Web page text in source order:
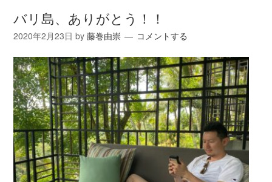
バリ島、ありがとう！！
2020年2月23日 by藤巻由崇 コメントする